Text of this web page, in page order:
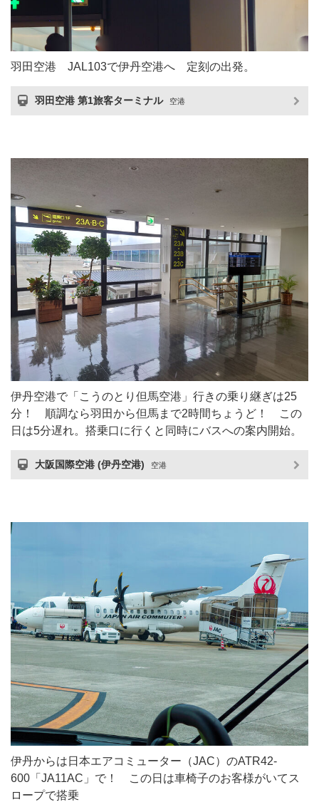
羽田空港 JAL103で伊丹空港へ 定刻の出発。
羽田空港 第1旅客ターミナル 空港
伊丹空港で「こうのとり但馬空港」行きの乗り継ぎは25
分！ 順調なら羽田から但馬まで2時間ちょうど！ この
日は5分遅れ。搭乗口に行くと同時にバスへの案内開始。
大阪国際空港 (伊丹空港) 空港
伊丹からは日本エアコミューター（JAC）のATR42-
600「JA11AC」で！ この日は車椅子のお客様がいてス
ロープで搭乗